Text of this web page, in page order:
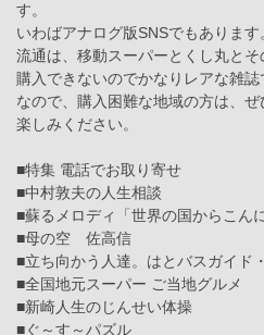
す。
いわばアナログ版SNSでもあります
流通は、移動スーパーとくし丸と
購入できないのでかなりレアな雑誌
なので、購入困難な地域の方は、
楽しみください。
■特集 電話でお取り寄せ
■中村敦夫の人生相談
■蘇るメロディ「世界の国からこん
■母の空 佐高信
■立ち向かう人達。はとバスガイド
■全国地元スーパー ご当地グルメ
■新崎人生のじんせい体操
■ぐ～す～パズル